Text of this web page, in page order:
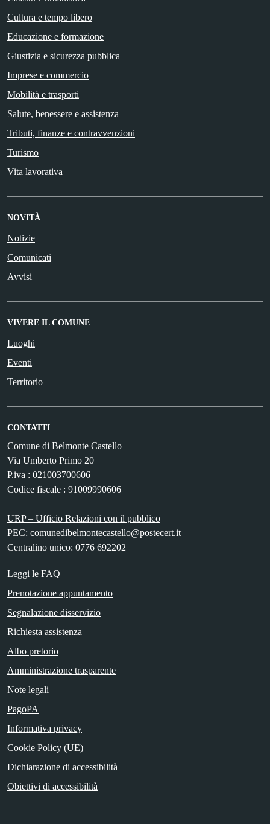
Cultura e tempo libero
Educazione e formazione
Giustizia e sicurezza pubblica
Imprese e commercio
Mobilità e trasporti
Salute, benessere e assistenza
Tributi, finanze e contravvenzioni
Turismo
Vita lavorativa
NOVITÀ
Notizie
Comunicati
Avvisi
VIVERE IL COMUNE
Luoghi
Eventi
Territorio
CONTATTI
Comune di Belmonte Castello
Via Umberto Primo 20
P.iva : 021003700606
Codice fiscale : 91009990606
URP – Ufficio Relazioni con il pubblico
PEC: comunedibelmontecastello@postecert.it
Centralino unico: 0776 692202
Leggi le FAQ
Prenotazione appuntamento
Segnalazione disservizio
Richiesta assistenza
Albo pretorio
Amministrazione trasparente
Note legali
PagoPA
Informativa privacy
Cookie Policy (UE)
Dichiarazione di accessibilità
Obiettivi di accessibilità